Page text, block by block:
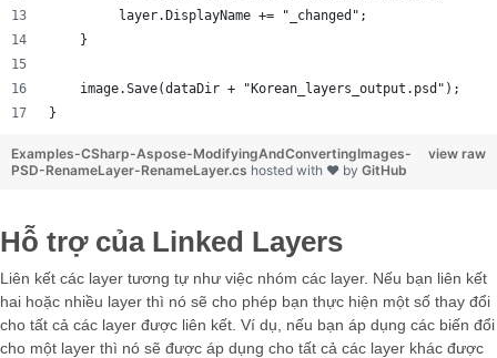
         layer.DisplayName += "_changed";
    }
    image.Save(dataDir + "Korean_layers_output.psd");
}
view raw
Examples-CSharp-Aspose-ModifyingAndConvertingImages-
PSD-RenameLayer-RenameLayer.cs hosted with ❤ by GitHub
Hỗ trợ của Linked Layers
Liên kết các layer tương tự như việc nhóm các layer. Nếu bạn liên kết
hai hoặc nhiều layer thì nó sẽ cho phép bạn thực hiện một số thay đổi
cho tất cả các layer được liên kết. Ví dụ, nếu bạn áp dụng các biến đổi
cho một layer thì nó sẽ được áp dụng cho tất cả các layer khác được